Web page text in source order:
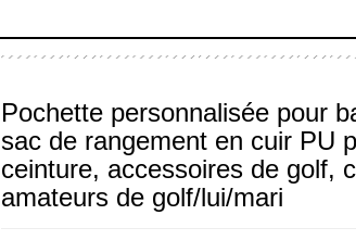
Pochette personnalisée pour
sac de rangement en cuir PU
ceinture, accessoires de golf,
amateurs de golf/lui/mari